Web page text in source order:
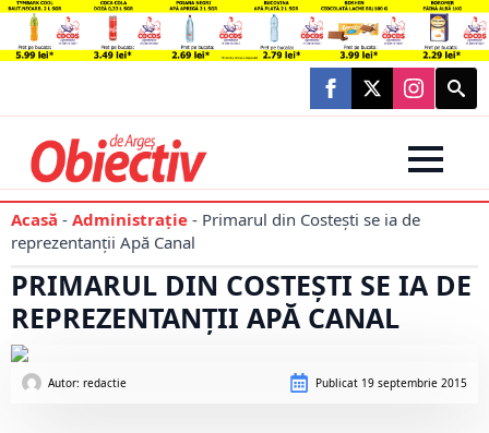
Search
for:
Acasă - Administraţie - Primarul din Costești se ia de
reprezentanții Apă Canal
PRIMARUL DIN COSTEȘTI SE IA DE
REPREZENTANȚII APĂ CANAL
Autor: redactie Publicat 19 septembrie 2015